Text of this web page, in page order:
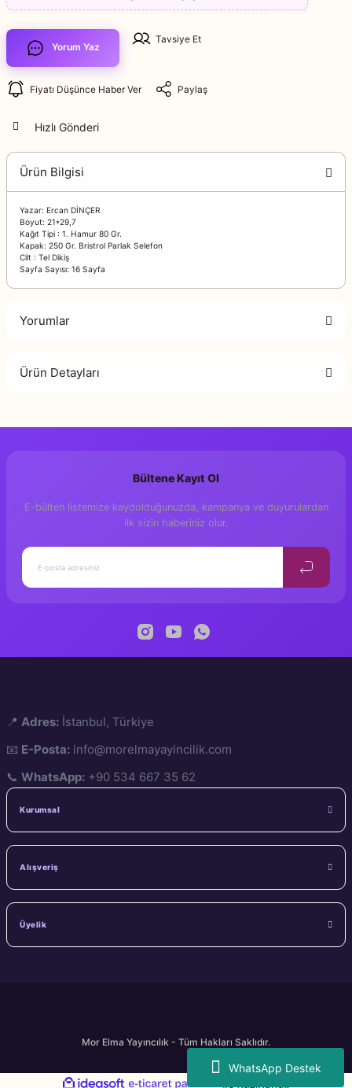
WhatsApp Destek
Yorum Yaz
Tavsiye Et
Fiyatı Düşünce Haber Ver Paylaş
Hızlı Gönderi
Ürün Bilgisi
Yazar: Ercan DİNÇER
Boyut: 21*29,7
Kağıt Tipi : 1. Hamur 80 Gr.
Kapak: 250 Gr. Bristrol Parlak Selefon
Cilt : Tel Dikiş
Sayfa Sayısı: 16 Sayfa
Yorumlar
Ürün Detayları
Bültene Kayıt Ol
E-bülten listemize kaydolduğunuzda, kampanya ve duyurulardan
ilk sizin haberiniz olur.
📍 Adres: İstanbul, Türkiye
📧 E-Posta: info@morelmayayincilik.com
📞 WhatsApp: +90 534 667 35 62
Kurumsal
Alışveriş
Üyelik
Mor Elma Yayıncılık - Tüm Hakları Saklıdır.
ideasoft